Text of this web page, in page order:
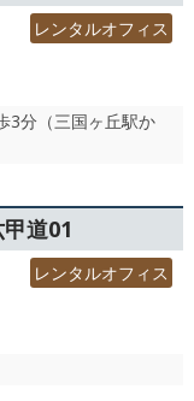
レンタルオフィス
3分（三国ヶ丘駅か
道01
レンタルオフィス